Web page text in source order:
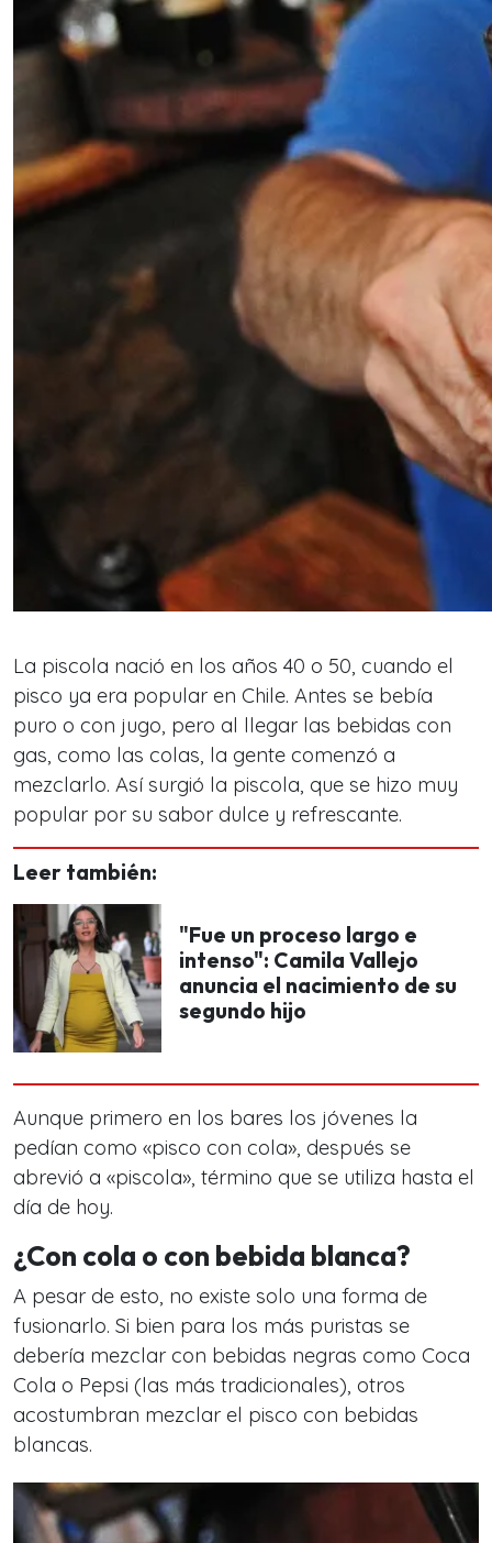
La piscola nació en los años 40 o 50, cuando el
pisco ya era popular en Chile. Antes se bebía
puro o con jugo, pero al llegar las bebidas con
gas, como las colas, la gente comenzó a
mezclarlo. Así surgió la piscola, que se hizo muy
popular por su sabor dulce y refrescante.
Leer también:
"Fue un proceso largo e
intenso": Camila Vallejo
anuncia el nacimiento de su
segundo hijo
Aunque primero en los bares los jóvenes la
pedían como «pisco con cola», después se
abrevió a «piscola», término que se utiliza hasta el
día de hoy.
¿Con cola o con bebida blanca?
A pesar de esto, no existe solo una forma de
fusionarlo. Si bien para los más puristas se
debería mezclar con bebidas negras como Coca
Cola o Pepsi (las más tradicionales), otros
acostumbran mezclar el pisco con bebidas
blancas.